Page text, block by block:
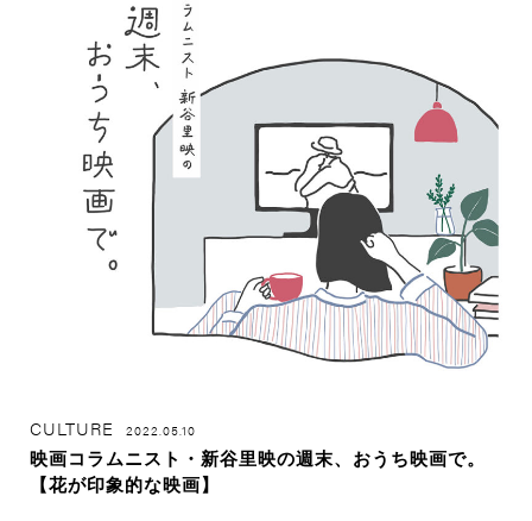
CULTURE 2022.05.10
映画コラムニスト・新谷里映の週末、おうち映画で。
【花が印象的な映画】